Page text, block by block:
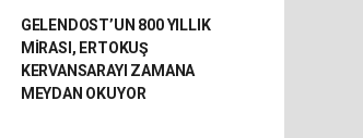
GELENDOST’UN 800 YILLIK
MİRASI, ERTOKUŞ
KERVANSARAYI ZAMANA
MEYDAN OKUYOR